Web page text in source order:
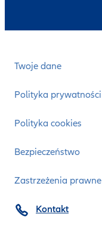
Twoje dane
Polityka prywatności
Polityka cookies
Bezpieczeństwo
Zastrzeżenia prawne
Kontakt